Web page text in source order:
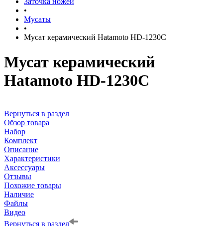
•
Мусаты
•
Мусат керамический Hatamoto HD-1230C
Мусат керамический
Hatamoto HD-1230C
Вернуться в раздел
Обзор товара
Набор
Комплект
Описание
Характеристики
Аксессуары
Отзывы
Похожие товары
Наличие
Файлы
Видео
Вернуться в раздел